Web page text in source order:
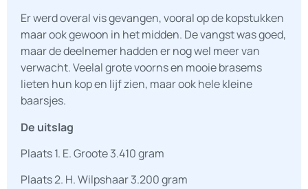
Er werd overal vis gevangen, vooral op de kopstukken
maar ook gewoon in het midden. De vangst was goed,
maar de deelnemer hadden er nog wel meer van
verwacht. Veelal grote voorns en mooie brasems
lieten hun kop en lijf zien, maar ook hele kleine
baarsjes.
De uitslag
Plaats 1. E. Groote 3.410 gram
Plaats 2. H. Wilpshaar 3.200 gram